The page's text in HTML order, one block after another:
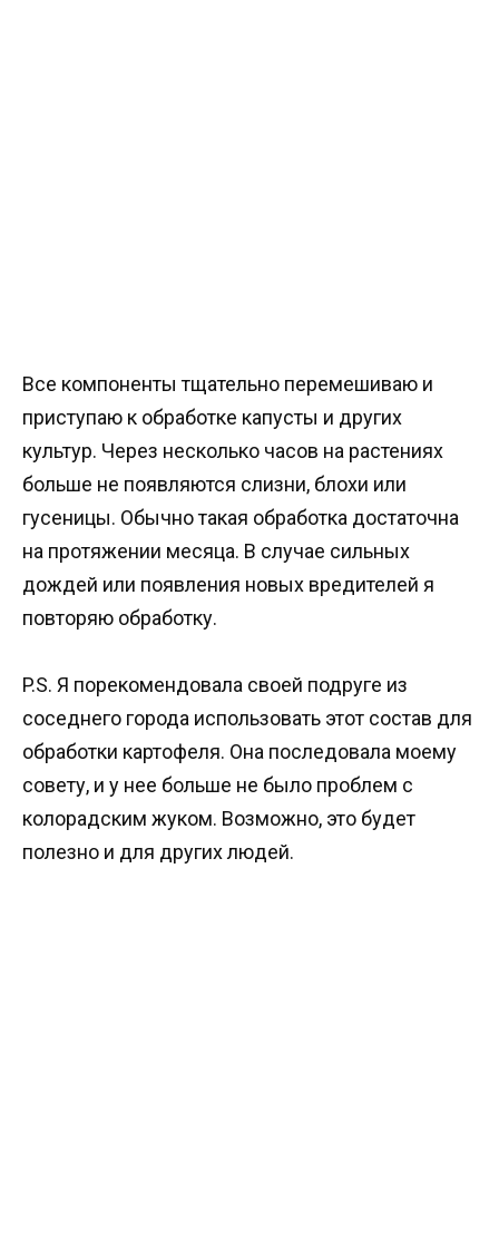
Все компоненты тщательно перемешиваю и
приступаю к обработке капусты и других
культур. Через несколько часов на растениях
больше не появляются слизни, блохи или
гусеницы. Обычно такая обработка достаточна
на протяжении месяца. В случае сильных
дождей или появления новых вредителей я
повторяю обработку.
P.S. Я порекомендовала своей подруге из
соседнего города использовать этот состав для
обработки картофеля. Она последовала моему
совету, и у нее больше не было проблем с
колорадским жуком. Возможно, это будет
полезно и для других людей.